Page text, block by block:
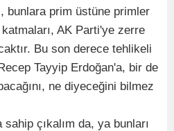
bunlara prim üstüne primler
AK Parti'ye zerre
Bu son derece tehlikeli
Tayyip Erdoğan'a, bir de
ne diyeceğini bilmez
çıkalım da, ya bunları